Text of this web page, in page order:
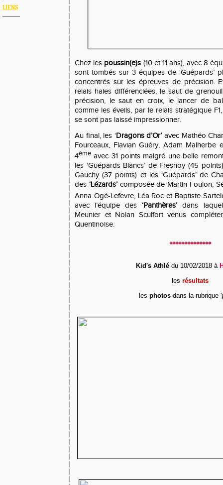
LIENS
Chez les poussin(e)s (10 et 11 ans), avec 8
sont tombés sur 3 équipes de ‘Guépards’
concentrés sur les épreuves de précision.
relais haies différenciées, le saut de
précision, le saut en croix, le lancer de
comme les éveils, par le relais stratégique
se sont pas laissé impressionner.
Au final, les ‘Dragons d’Or’avec Mathéo
Fourceaux, Flavian Guéry, Adam Malherbe
4ème avec 31 points malgré une belle
les ‘Guépards Blancs’ de Fresnoy (45
Gauchy (37 points) et les ‘Guépards’ de
des ‘Lézards’composée de Martin Foulon,
Anna Ogé-Lefevre, Léa Roc et Baptiste
avec l’équipe des‘Panthères’dans
Meunier et Nolan Sculfort venus
Quentinoise.
**************
Kid's Athlé du 10/02/2018 à
lesrésultats
les photos dans la rubrique